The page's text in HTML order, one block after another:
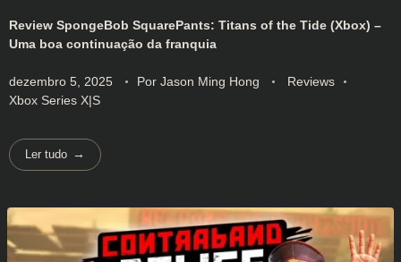
Review SpongeBob SquarePants: Titans of the Tide (Xbox) –
Uma boa continuação da franquia
dezembro 5, 2025 Por Jason Ming Hong
Reviews
Xbox Series X|S
Ler tudo